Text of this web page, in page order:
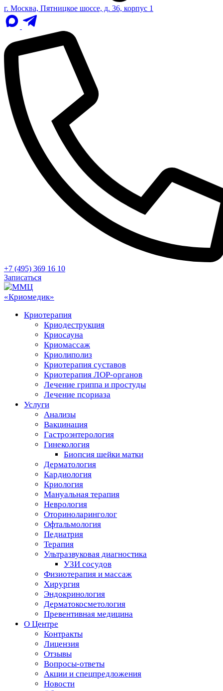
г. Москва, Пятницкое шоссе, д. 36, корпус 1
+7 (495) 369 16 10
Записаться
Криотерапия
Криодеструкция
Криосауна
Криомассаж
Криолиполиз
Криотерапия суставов
Криотерапия ЛОР-органов
Лечение гриппа и простуды
Лечение псориаза
Услуги
Анализы
Вакцинация
Гастроэнтерология
Гинекология
Биопсия шейки матки
Дерматология
Кардиология
Криология
Мануальная терапия
Неврология
Оториноларинголог
Офтальмология
Педиатрия
Терапия
Ультразвуковая диагностика
УЗИ сосудов
Физиотерапия и массаж
Хирургия
Эндокринология
Дерматокосметология
Превентивная медицина
О Центре
Контракты
Лицензия
Отзывы
Вопросы-ответы
Акции и спецпредложения
Новости